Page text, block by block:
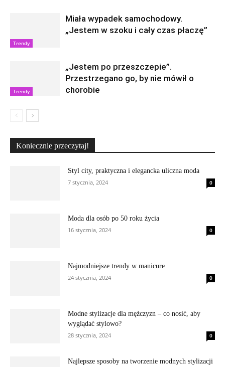
Trendy
Miała wypadek samochodowy.
„Jestem w szoku i cały czas płaczę”
Trendy
„Jestem po przeszczepie”.
Przestrzegano go, by nie mówił o
chorobie
Koniecznie przeczytaj!
Styl city, praktyczna i elegancka uliczna moda
7 stycznia, 2024
0
Moda dla osób po 50 roku życia
16 stycznia, 2024
0
Najmodniejsze trendy w manicure
24 stycznia, 2024
0
Modne stylizacje dla mężczyzn – co nosić, aby
wyglądać stylowo?
28 stycznia, 2024
0
Najlepsze sposoby na tworzenie modnych stylizacji